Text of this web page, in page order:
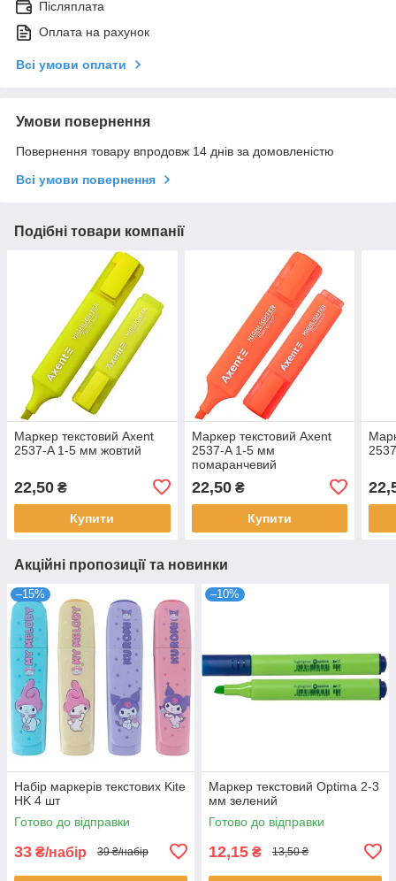
Післяплата
Оплата на рахунок
Всі умови оплати
Умови повернення
Повернення товару впродовж 14 днів за домовленістю
Всі умови повернення
Подібні товари компанії
Маркер текстовий Axent
2537-A 1-5 мм жовтий
22,50 ₴
Купити
Маркер текстовий Axent
2537-A 1-5 мм
помаранчевий
22,50₴
Купити
Акційні пропозиції та новинки
–15%
Набір маркерів текстових Kite
HK 4 шт
Готово до відправки
33 ₴/набір 39 ₴/набір
–10%
Маркер текстовий Optima 2-3
мм зелений
Готово до відправки
12,15 ₴ 13,50 ₴